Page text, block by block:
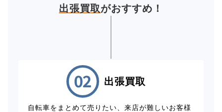
出張買取がおすすめ！
出張買取
自転車をまとめて売りたい、来店が難しいお客様